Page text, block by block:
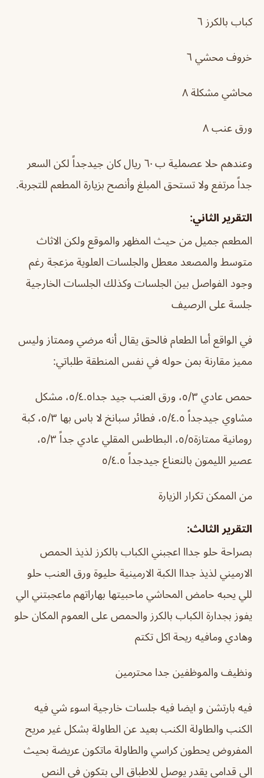
كباب بالكرز ٦
خروف محشي ٦
محاشي مشكلة ٨
ورق عنب ٨
وعندهم حلا عصملية ب ٦٠ ريال كان جيدجداً لكن السعر
جداً مرتفع ولا تستحق المبلغ وأنصح بزيارة المطعم للتجربة.
التقرير الثاني:
المطعم جميل من حيث المظهر والموقع ولكن الاثاث
متوسط والمصعد معطل والجلسات العلوية مزعجة رغم
وجود الفواصل بين الجلسات وكذلك الجلسات الخارجية
جلسة على الرصيف
في الواقع أما الطعام فالحق يقال أنه مرضي وممتاز وليس
مميز مقارنة بمن حوله في نفس المنطقة طلباتي:
حمص عادي ٥/٣، ورق العنب جيد جدا٥/٤.٥، مشكل
مشاوي جيدجداً ٥/٤.٥، فطائر سبانخ لا باس بها ٥/٣، كبة
رومانية ممتازة٥/٥، البطاطس المقلي عادي جداً ٥/٣،
عصير الليمون بالنعناع جيدجداً ٥/٤.٥
من الممكن تكرار الزيارة
التقرير الثالث:
بصراحة حلو جداا اعجبني الكباب بالكرز لذيذ الحمص
الارميني لذيذ جداا الكبة الارمينية حليوة ورق العنب حلو
للي يحبه حامض المحاشي ماحبيتها بهاراتهم ماعجبتني الي
يفوز بجدارة الكباب بالكرز والحمص على العموم المكان حلو
وهادي ومافيه ريحة اكل تكتم
ونظيف والموظفين جدا محترمين
فيه بارتشن و ايضا فيه جلسات خارجية اسوء شي فيه
الكنب والطاولة الكنب بعيد عن الطاولة بشكل غير مريح
المفروض يحطون كراسي والطاولة ماتكون عريضة بحيث
الي قدامي يقدر يوصل للاطباق الي بتكون في النص